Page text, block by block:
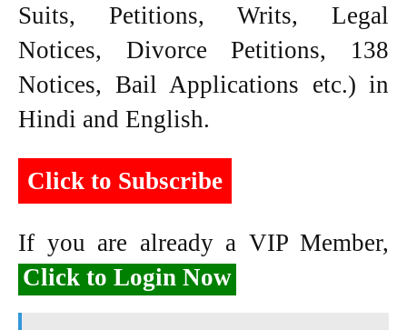
Suits, Petitions, Writs, Legal
Notices, Divorce Petitions, 138
Notices, Bail Applications etc.) in
Hindi and English.
Click to Subscribe
If you are already a VIP Member,
Click to Login Now